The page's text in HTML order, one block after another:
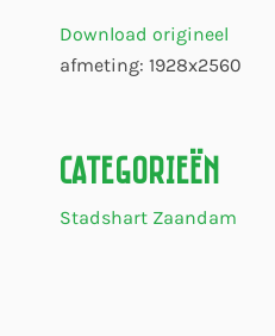
Download origineel
afmeting: 1928x2560
Categorieën
Stadshart Zaandam